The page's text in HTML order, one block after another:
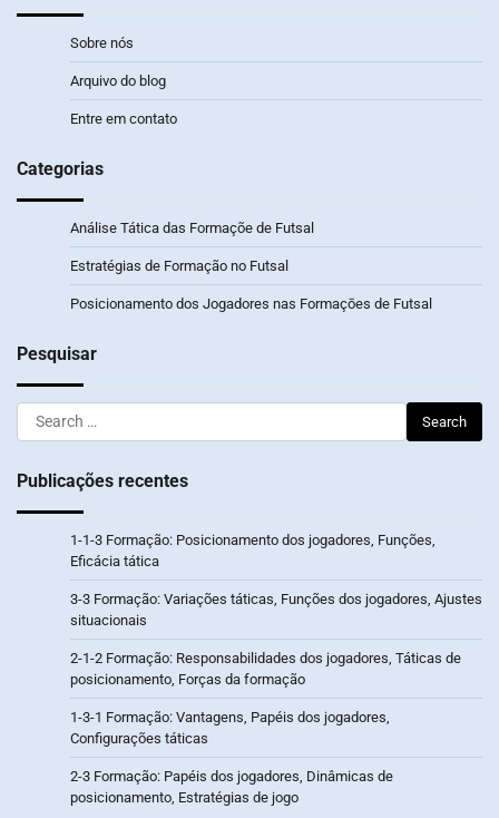
Sobre nós
Arquivo do blog
Entre em contato
Categorias
Análise Tática das Formaçõe de Futsal
Estratégias de Formação no Futsal
Posicionamento dos Jogadores nas Formaçōes de Futsal
Pesquisar
Search
for:
Publicações recentes
1-1-3 Formação: Posicionamento dos jogadores, Funções,
Eficácia tática
3-3 Formação: Variações táticas, Funções dos jogadores, Ajustes
situacionais
2-1-2 Formação: Responsabilidades dos jogadores, Táticas de
posicionamento, Forças da formação
1-3-1 Formação: Vantagens, Papéis dos jogadores,
Configurações táticas
2-3 Formação: Papéis dos jogadores, Dinâmicas de
posicionamento, Estratégias de jogo